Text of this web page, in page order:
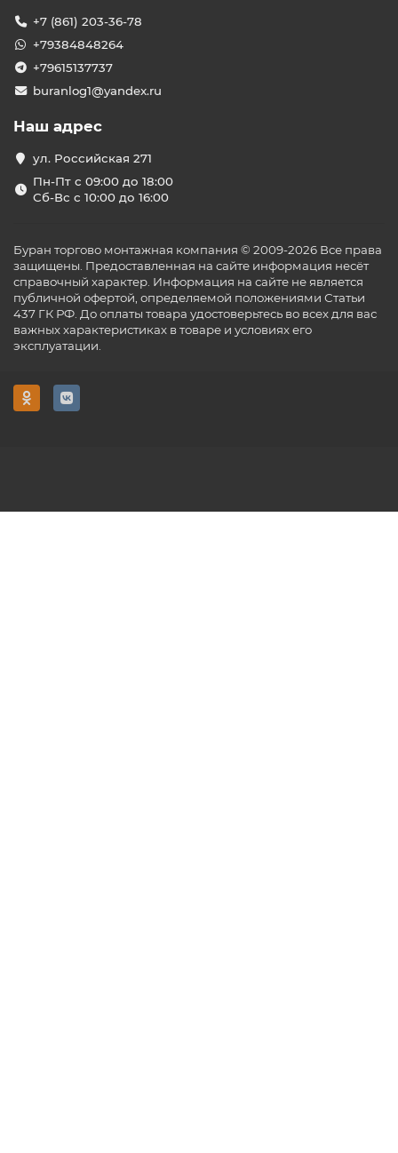
+7 (861) 203-36-78
+79384848264
+79615137737
buranlog1@yandex.ru
Наш адрес
ул. Российская 271
Пн-Пт с 09:00 до 18:00
Сб-Вс с 10:00 до 16:00
Буран торгово монтажная компания © 2009-2026 Все права
защищены. Предоставленная на сайте информация несёт
справочный характер. Информация на сайте не является
публичной офертой, определяемой положениями Статьи
437 ГК РФ. До оплаты товара удостоверьтесь во всех для вас
важных характеристиках в товаре и условиях его
эксплуатации.